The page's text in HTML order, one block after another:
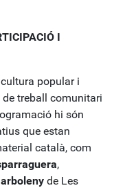
I
popular i
treball comunitari
hi són
que estan
català, com
,
de Les